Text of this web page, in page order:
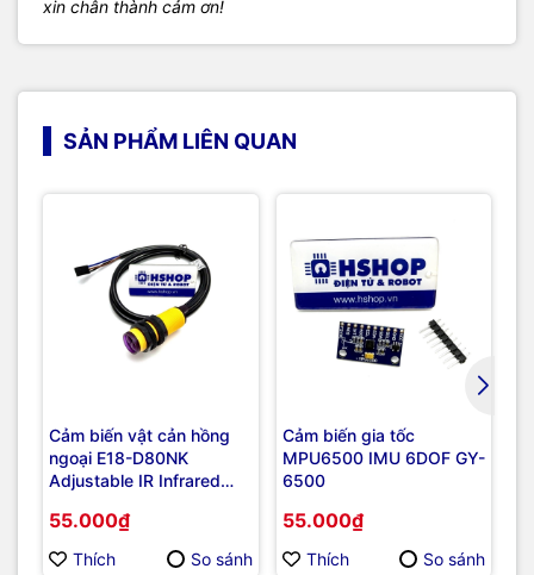
xin chân thành cảm ơn!
SẢN PHẨM LIÊN QUAN
Cảm biến vật cản hồng
ngoại E18-D80NK
Adjustable IR Infrared
55.000₫
Thích So sánh
Cảm biến gia tốc
MPU6500 IMU 6DOF GY-
6500
55.000₫
Thích So sánh